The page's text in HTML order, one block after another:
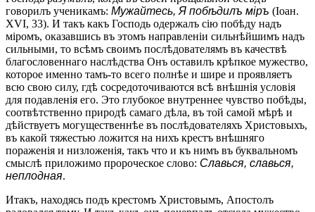
говорилъ ученикамъ: Мужайтесь, Я побѣдилъ міръ (Іоан.
XVI, 33). И такъ какъ Господь одержалъ сію побѣду надъ
міромъ, оказавшись въ этомъ направленіи сильнѣйшимъ надъ
сильными, то всѣмъ своимъ послѣдователямъ въ качествѣ
благословеннаго наслѣдства Онъ оставилъ крѣпкое мужество,
которое именно тамъ-то всего полнѣе и шире и проявляетъ
всю свою силу, гдѣ сосредоточиваются всѣ внѣшнія условія
для подавленія его. Это глубокое внутреннее чувство побѣды,
соотвѣтственно природѣ самаго дѣла, въ той самой мѣрѣ и
дѣйствуетъ могущественнѣе въ послѣдователяхъ Христовыхъ,
въ какой тяжестью ложится на нихъ крестъ внѣшняго
пораженія и низложенія, такъ что и къ нимъ въ буквальномъ
смыслѣ приложимо пророческое слово: Славься, славься,
неплодная.
Итакъ, находясь подъ крестомъ Христовымъ, Апостолъ